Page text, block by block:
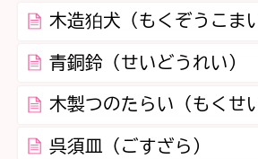
木造狛犬（もくぞうこま
青銅鈴（せいどうれい）
木製つのたらい（もくせ
呉須皿（ごすざら）